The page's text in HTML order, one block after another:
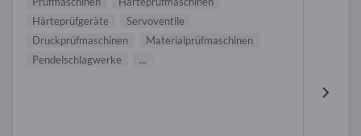
Härteprüfgeräte
Servoventile
Druckprüfmaschinen
Materialprüfmaschinen
Pendelschlagwerke
...